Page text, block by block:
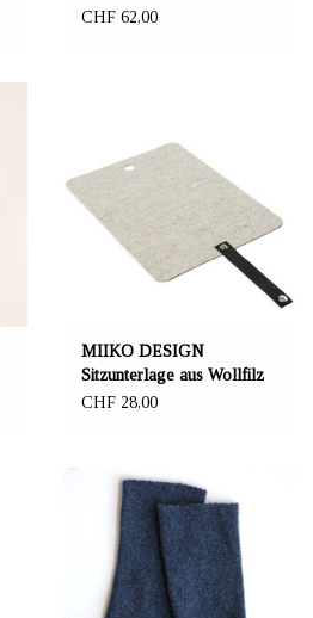
CHF 62,00
MIIKO DESIGN
Sitzunterlage aus Wollfilz
CHF 28,00